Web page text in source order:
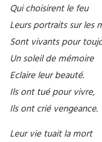
Qui choisirent le feu
Leurs portraits sur les
Sont vivants pour
Un soleil de mémoire
Eclaire leur beauté.
Ils ont tué pour vivre,
Ils ont crié vengeance.
Leur vie tuait la mort